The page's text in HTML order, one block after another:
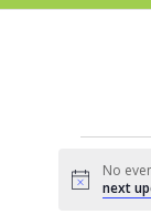
Notice
No
next